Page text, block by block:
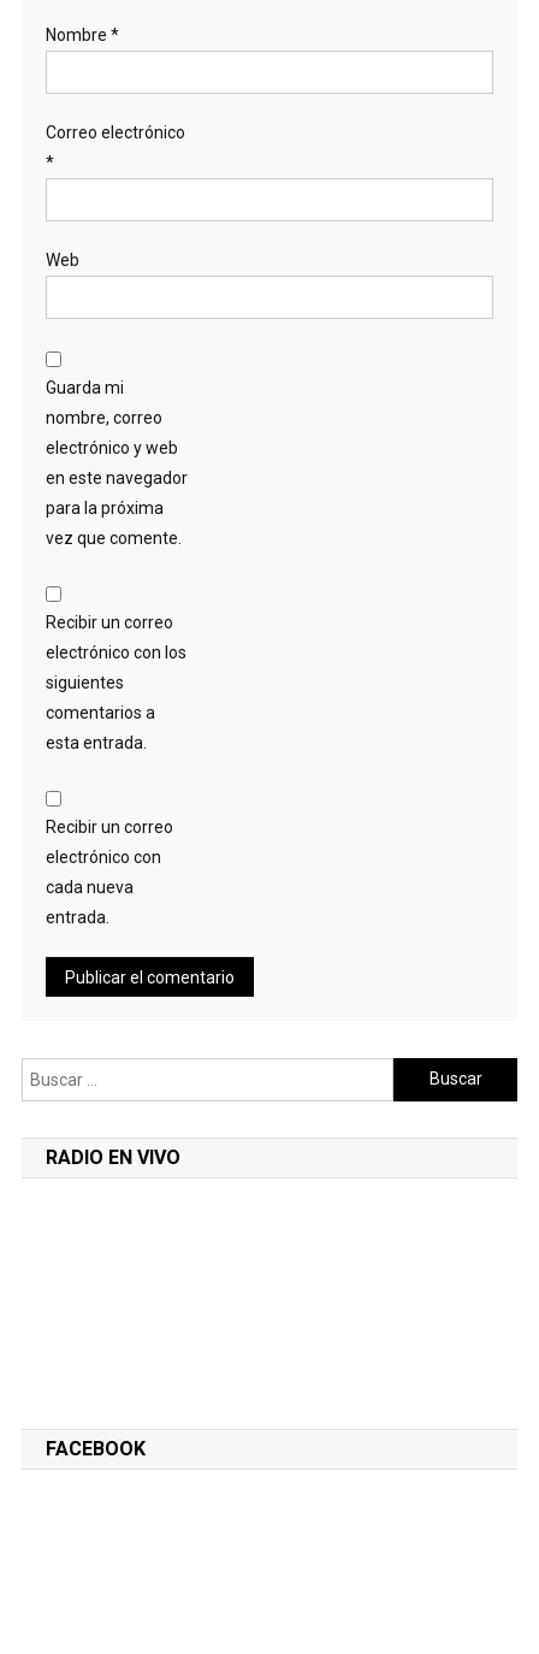
Nombre *
Correo electrónico
*
Web
Guarda mi
nombre, correo
electrónico y web
en este navegador
para la próxima
vez que comente.
Recibir un correo
electrónico con los
siguientes
comentarios a
esta entrada.
Recibir un correo
electrónico con
cada nueva
entrada.
Buscar:
RADIO EN VIVO
FACEBOOK